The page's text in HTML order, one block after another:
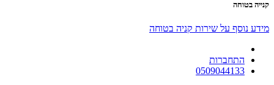
קנייה בטוחה
מידע נוסף על שירות קניה בטוחה
התחברות
0509044133